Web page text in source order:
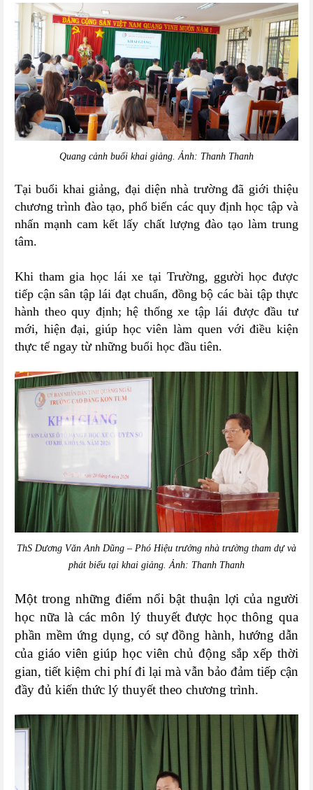
Quang cảnh buổi khai giảng. Ảnh: Thanh Thanh
Tại buổi khai giảng, đại diện nhà trường đã giới thiệu
chương trình đào tạo, phổ biến các quy định học tập và
nhấn mạnh cam kết lấy chất lượng đào tạo làm trung
tâm.
Khi tham gia học lái xe tại Trường, ggười học được
tiếp cận sân tập lái đạt chuẩn, đồng bộ các bài tập thực
hành theo quy định; hệ thống xe tập lái được đầu tư
mới, hiện đại, giúp học viên làm quen với điều kiện
thực tế ngay từ những buổi học đầu tiên.
ThS Dương Văn Anh Dũng – Phó Hiệu trưởng nhà trường tham dự và
phát biểu tại khai giảng. Ảnh: Thanh Thanh
Một trong những điểm nổi bật thuận lợi của người
học nữa là các môn lý thuyết được học thông qua
phần mềm ứng dụng, có sự đồng hành, hướng dẫn
của giáo viên giúp học viên chủ động sắp xếp thời
gian, tiết kiệm chi phí đi lại mà vẫn bảo đảm tiếp cận
đầy đủ kiến thức lý thuyết theo chương trình.